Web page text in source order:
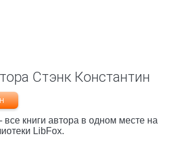
Стэнк Константин
все книги автора в одном месте на
LibFox.